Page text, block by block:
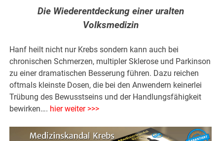
Die Wiederentdeckung einer uralten
Volksmedizin
Hanf heilt nicht nur Krebs sondern kann auch bei
chronischen Schmerzen, multipler Sklerose und Parkinson
zu einer dramatischen Besserung führen. Dazu reichen
oftmals kleinste Dosen, die bei den Anwendern keinerlei
Trübung des Bewusstseins und der Handlungsfähigkeit
bewirken…. hier weiter >>>